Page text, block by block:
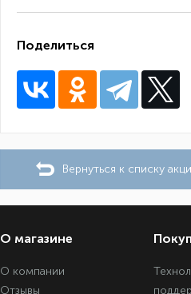
Поделиться
Вернуться к списку
О магазине
О компании
Отзывы